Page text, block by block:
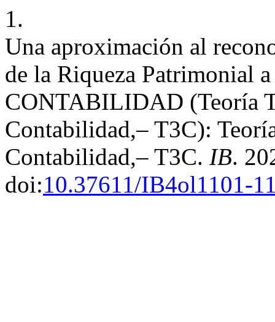
1.
Una aproximación al
de la Riqueza Patrimonial
CONTABILIDAD (Teoría
Contabilidad,– T3C):
Contabilidad,– T3C. IB.
doi:10.37611/IB4ol1101-